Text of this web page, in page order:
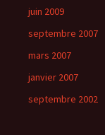
juin 2009
septembre 2007
mars 2007
janvier 2007
septembre 2002